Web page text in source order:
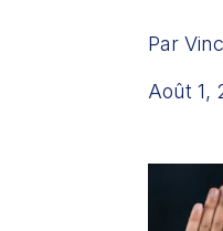
Par
Août 1,